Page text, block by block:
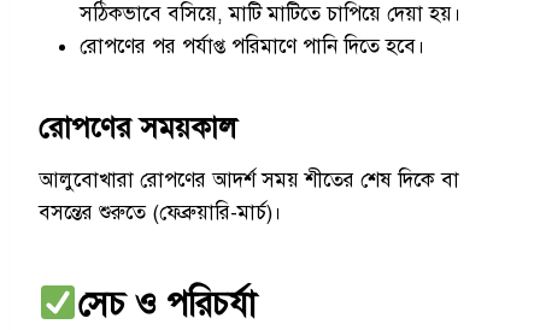
সঠিকভাবে বসিয়ে, মাটি মাটিতে চাপিয়ে দেয়া হয়।
রোপণের পর পর্যাপ্ত পরিমাণে পানি দিতে হবে।
রোপণের সময়কাল
আলুবোখারা রোপণের আদর্শ সময় শীতের শেষ দিকে বা
বসন্তের শুরুতে (ফেব্রুয়ারি-মার্চ)।
সেচ ও পরিচর্যা